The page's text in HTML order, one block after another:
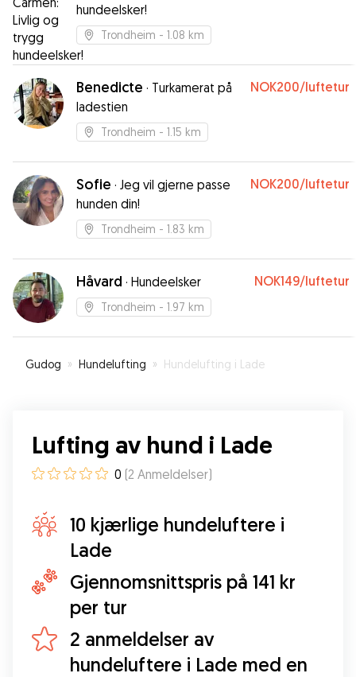
hundeelsker!
Trondheim - 1.08 km
Benedicte · Turkamerat på
ladestien
NOK200/luftetur
Trondheim - 1.15 km
Sofie · Jeg vil gjerne passe
hunden din!
NOK200/luftetur
Trondheim - 1.83 km
Håvard · Hundeelsker NOK149/luftetur
Trondheim - 1.97 km
Gudog » Hundelufting » Hundelufting i Lade
Lufting av hund i Lade
0 (2 Anmeldelser)
10 kjærlige hundeluftere i
Lade
Gjennomsnittspris på 141 kr
per tur
2 anmeldelser av
hundeluftere i Lade med en